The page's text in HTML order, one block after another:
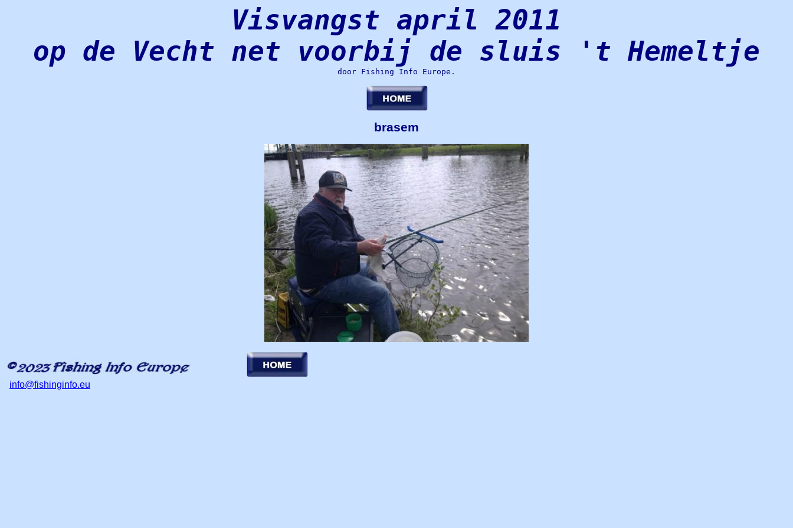
Visvangst april 2011
op de Vecht net voorbij de sluis 't Hemeltje
door Fishing Info Europe.
brasem
info@fishinginfo.eu